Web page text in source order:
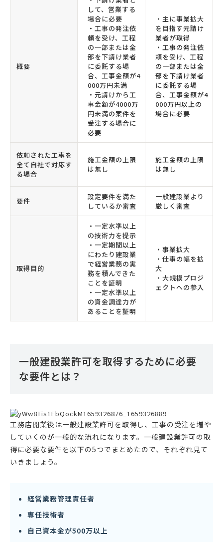
概要
して、営業する
場合に必要
・工事の発注依
頼を受け、工程
の一部または全
部を下請け業者
に委託する場
合、工事金額が4
000万円未満
・元請けから工
事金額が4000万
円未満の案件を
受注する場合に
必要
・主に事業拡大
を目指す元請け
業者が取得
・工事の発注依
頼を受け、工程
の一部または全
部を下請け業者
に委託する場
合、工事金額が4
000万円以上の
場合に必要
依頼された工事を
全て自社で対応す
る場合
施工金額の上限
は無し
施工金額の上限
は無し
要件
設定要件を満た
しているか審査
一般建設業より
厳しく審査
取得目的
・一定水準以上
の技術力を提示
・一定期間以上
にわたり建設業
で経営業務の実
務を積んできた
ことを証明
・一定水準以上
の資金調達力が
あることを証明
・事業拡大
・仕事の幅を拡
大
・大規模プロジ
ェクトへの参入
一般建設業許可を取得するために必要
な要件とは？
工務店開業後は一般建設業許可を取得し、工事の受注を増や
していくのが一般的な流れになります。一般建設業許可の取
得に必要な要件を以下の5つでまとめたので、それぞれ見て
いきましょう。
経営業務管理責任者
専任技術者
自己資本金が500万以上